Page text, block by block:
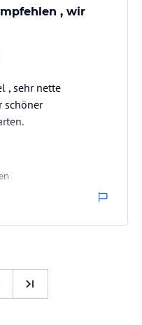
, wir
, sehr nette
schöner